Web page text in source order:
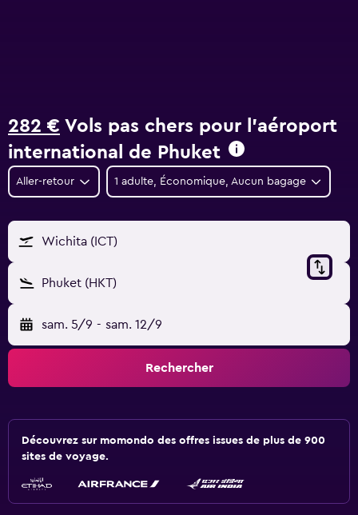
282 € Vols pas chers pour l'aéroport
international de Phuket
Aller-retour 1 adulte, Économique, Aucun bagage
Wichita (ICT)
Phuket (HKT)
sam. 5/9 - sam. 12/9
Rechercher
Découvrez sur momondo des offres issues de plus de 900
sites de voyage.